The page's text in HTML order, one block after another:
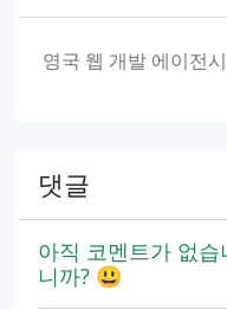
영국 웹 개발 에이전
댓글
아직 코멘트가 없
니까? 😃